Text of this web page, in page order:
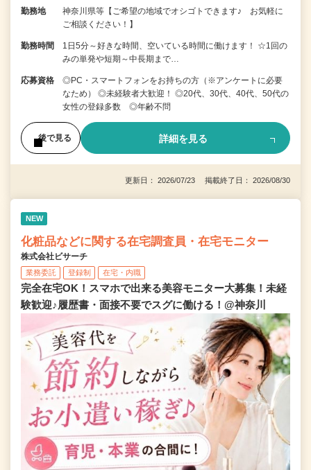
勤務地
神奈川県等【ご希望の地域でオシゴトできます♪ お気軽に
ご相談ください！】
勤務時間
1日5分～好きな時間、空いている時間に働けます！ ☆1回の
みの単発や短期～中長期まで…
応募資格
◎PC・スマートフォンをお持ちの方（※アンケートに必要
なため） ◎未経験者大歓迎！ ◎20代、30代、40代、50代の
女性の登録多数 ◎年齢不問
後で見る 詳細を見る
更新日： 2026/07/23 掲載終了日： 2026/08/30
NEW
化粧品などに関する在宅調査員・在宅モニター
株式会社ビサーチ
業務委託 登録制 在宅・内職
完全在宅OK！スマホで出来る美容モニター大募集！未経
験歓迎♪履歴書・面接不要でスグに働ける！@神奈川